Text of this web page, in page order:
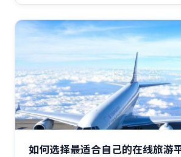
如何选择最适合自己的在线旅游